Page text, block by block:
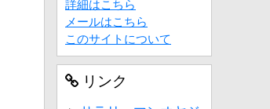
詳細はこちら
メールはこちら
このサイトについて
リンク